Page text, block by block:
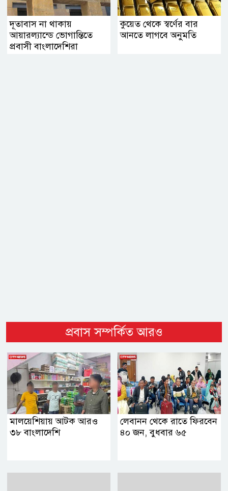
দূতাবাস না থাকায়
আয়ারল্যান্ডে ভোগান্তিতে
প্রবাসী বাংলাদেশিরা
কুয়েত থেকে স্বর্ণের বার
আনতে লাগবে অনুমতি
প্রবাস সম্পর্কিত আরও
মালয়েশিয়ায় আটক আরও
৩৮ বাংলাদেশি
লেবানন থেকে রাতে ফিরবেন
৪০ জন, বুধবার ৬৫